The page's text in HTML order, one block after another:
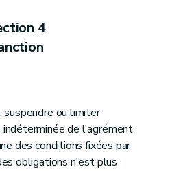
4
ou limiter
de l'agrément
des conditions fixées par
obligations n'est plus